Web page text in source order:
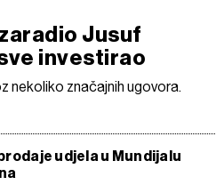
Jusuf
investirao
nekoliko značajnih ugovora.
udjela u Mundijalu